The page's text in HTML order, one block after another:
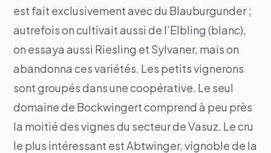
est fait exclusivement avec du Blauburgunder ;
autrefois on cultivait aussi de l’Elbling (blanc),
on essaya aussi Riesling et Sylvaner, mais on
abandonna ces variétés. Les petits vignerons
sont groupés dans une coopérative. Le seul
domaine de Bockwingert comprend à peu près
la moitié des vignes du secteur de Vasuz. Le cru
le plus intéressant est Abtwinger, vignoble de la